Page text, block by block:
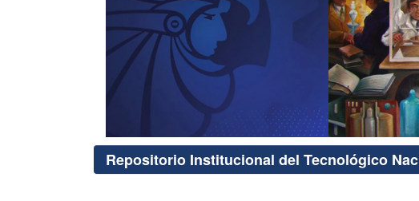
Repositorio Institucional del Tecnológico